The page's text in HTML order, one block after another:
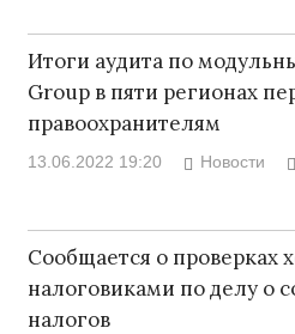
Итоги аудита по
Group в пяти регионах
правоохранителям
13.06.2022 19:20 Новости
Сообщается о проверках
налоговиками по делу о
налогов